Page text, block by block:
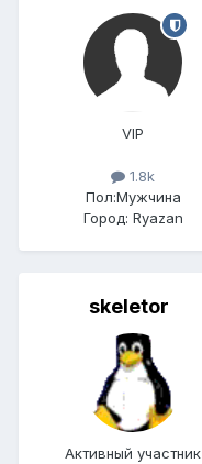
VIP
1.8k
Пол:Мужчина
Город: Ryazan
skeletor
Активный участник